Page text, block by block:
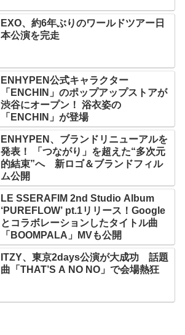
EXO、約6年ぶりのワールドツアー日
本公演を完走
ENHYPEN公式キャラクター
「ENCHIN」のポップアップストアが
渋谷にオープン！ 浴衣姿の
「ENCHIN」が登場
ENHYPEN、ブランドリニューアルを
発表！ 「つながり」を超えた“多次元
的結束”へ 新ロゴ＆ブランドフィル
ム公開
LE SSERAFIM 2nd Studio Album
‘PUREFLOW’ pt.1リリース！Google
とコラボレーションしたタイトル曲
「BOOMPALA」MVも公開
ITZY、東京2days公演が大成功 話題
曲「THAT’S A NO NO」で会場熱狂